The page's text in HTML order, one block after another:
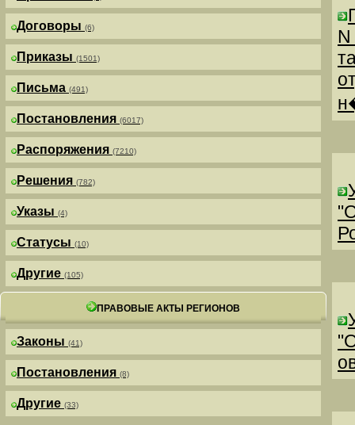
Договоры (6)
Приказы (1501)
Письма (491)
Постановления (6017)
Распоряжения (7210)
Решения (782)
Указы (4)
Статусы (10)
Другие (105)
ПРАВОВЫЕ АКТЫ РЕГИОНОВ
Законы (41)
Постановления (8)
Другие (33)